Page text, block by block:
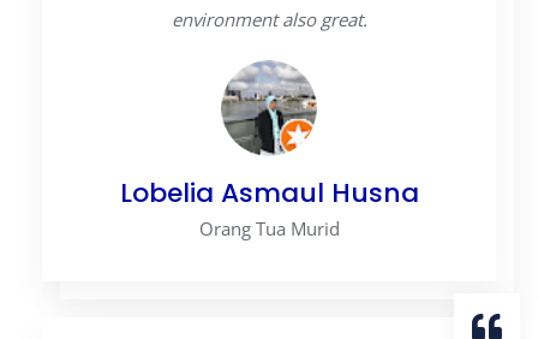
environment also great.
Lobelia Asmaul Husna
Orang Tua Murid